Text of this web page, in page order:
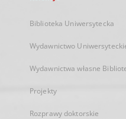
Biblioteka Uniwersytecka
Wydawnictwo
Wydawnictwa własne
Projekty
Rozprawy doktorskie